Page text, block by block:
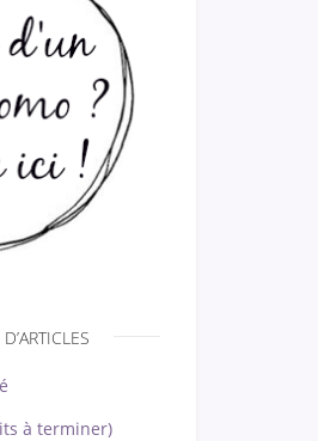
à terminer)